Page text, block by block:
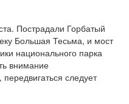
Пострадали Горбатый
Большая Тесьма, и мост
национального парка
внимание
следует